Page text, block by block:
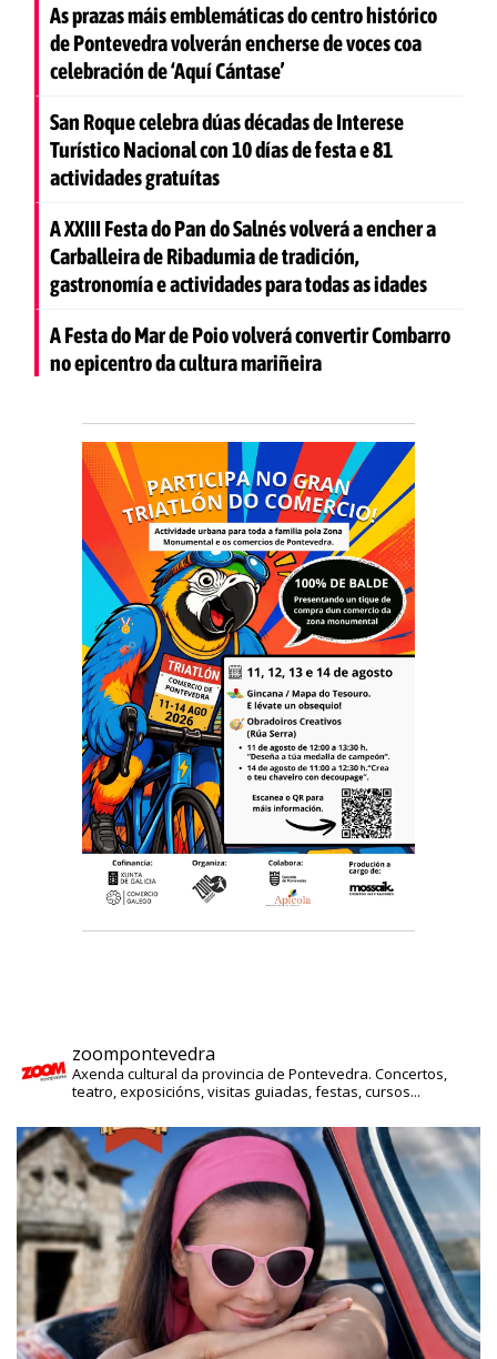
As prazas máis emblemáticas do centro histórico
de Pontevedra volverán encherse de voces coa
celebración de ‘Aquí Cántase’
San Roque celebra dúas décadas de Interese
Turístico Nacional con 10 días de festa e 81
actividades gratuítas
A XXIII Festa do Pan do Salnés volverá a encher a
Carballeira de Ribadumia de tradición,
gastronomía e actividades para todas as idades
A Festa do Mar de Poio volverá convertir Combarro
no epicentro da cultura mariñeira
zoompontevedra
Axenda cultural da provincia de Pontevedra. Concertos,
teatro, exposicións, visitas guiadas, festas, cursos...